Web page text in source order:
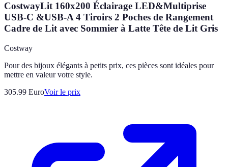
CostwayLit 160x200 Éclairage LED&Multiprise
USB-C &USB-A 4 Tiroirs 2 Poches de Rangement
Cadre de Lit avec Sommier à Latte Tête de Lit Gris
Costway
Pour des bijoux élégants à petits prix, ces pièces sont idéales pour
mettre en valeur votre style.
305.99 EuroVoir le prix